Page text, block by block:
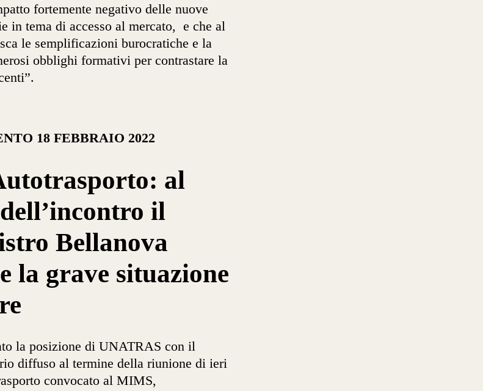
fortemente negativo delle nuove
in tema di accesso al mercato, e che al
le semplificazioni burocratiche e la
obblighi formativi per contrastare la
18 FEBBRAIO 2022
al
il
Bellanova
la grave situazione
la posizione di UNATRAS con il
diffuso al termine della riunione di ieri
convocato al MIMS,